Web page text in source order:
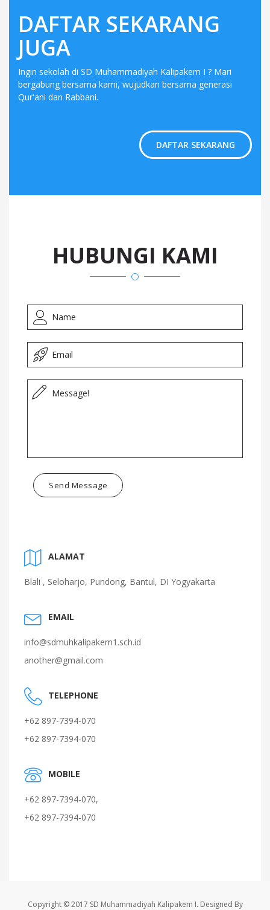
DAFTAR SEKARANG
JUGA
Ingin sekolah di SD Muhammadiyah Kalipakem I ? Mari
bergabung bersama kami, wujudkan bersama generasi
Qur'ani dan Rabbani.
DAFTAR SEKARANG
HUBUNGI KAMI
Send Message
ALAMAT
Blali , Seloharjo, Pundong, Bantul, DI Yogyakarta
EMAIL
info@sdmuhkalipakem1.sch.id
another@gmail.com
TELEPHONE
+62 897-7394-070
+62 897-7394-070
MOBILE
+62 897-7394-070,
+62 897-7394-070
Copyright © 2017 SD Muhammadiyah Kalipakem I. Designed By